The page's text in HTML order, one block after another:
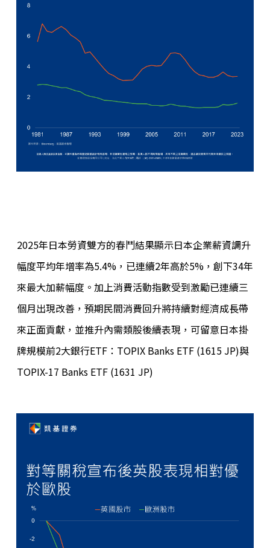
2025年日本勞資雙方的春鬥結果顯示日本企業薪資調升
幅度平均年增率為5.4%，已連續2年高於5%，創下34年
來最大加薪幅度。加上消費活動指數受到激勵已連續三
個月出現改善，預期民間消費回升將持續對經濟成長帶
來正面貢獻，並推升內需類股後續表現，可留意日本掛
牌規模前2大銀行ETF：TOPIX Banks ETF (1615 JP)與
TOPIX-17 Banks ETF (1631 JP)